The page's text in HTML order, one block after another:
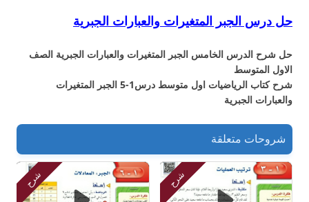
حل درس الجبر المتغيرات والعبارات الجبرية
حل شرح الدرس الخامس الجبر المتغيرات والعبارات الجبرية الصف
الاول المتوسط
شرح كتاب الرياضيات اول متوسط درس1-5 الجبر المتغيرات
والعبارات الجبرية
شروحات متعلقة
شرح شرح